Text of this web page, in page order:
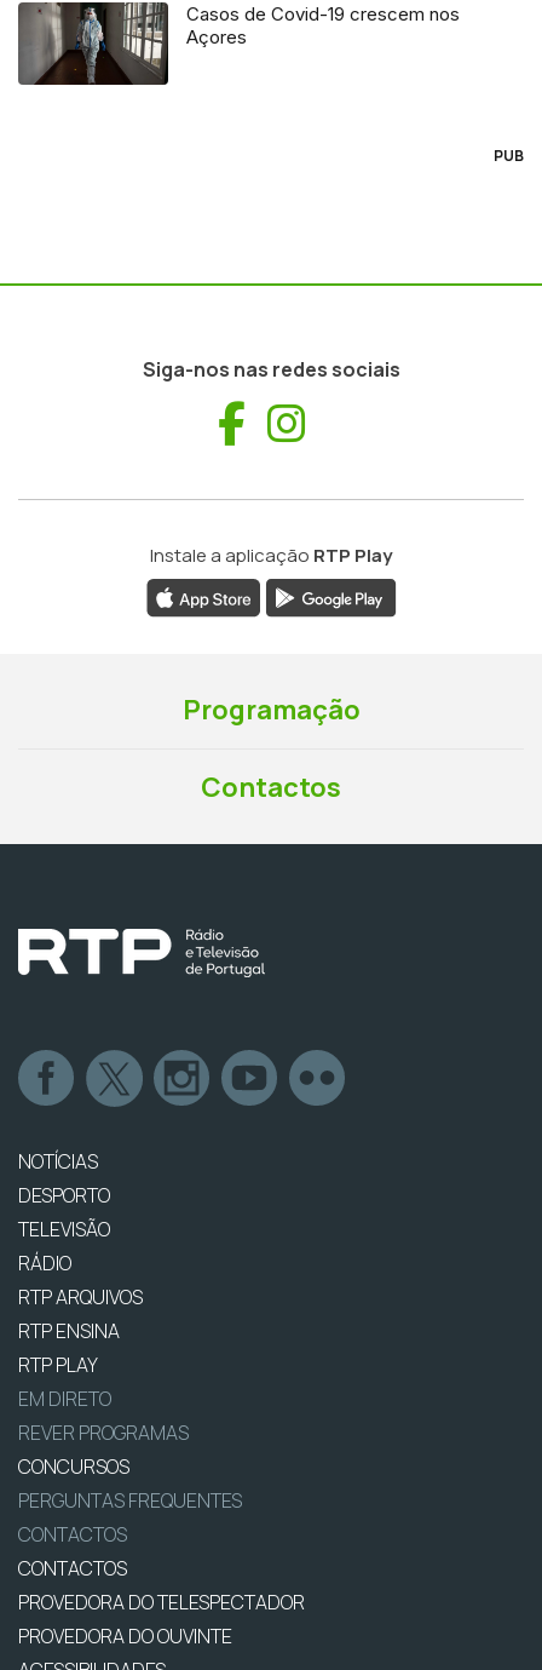
Casos de Covid-19 crescem nos
Açores
PUB
Siga-nos nas redes sociais
Facebook
Instale a aplicação RTP Play
Programação
Contactos
NOTÍCIAS
DESPORTO
TELEVISÃO
RÁDIO
RTP ARQUIVOS
RTP ENSINA
RTP PLAY
EM DIRETO
REVER PROGRAMAS
CONCURSOS
PERGUNTAS FREQUENTES
CONTACTOS
CONTACTOS
PROVEDORA DO TELESPECTADOR
PROVEDORA DO OUVINTE